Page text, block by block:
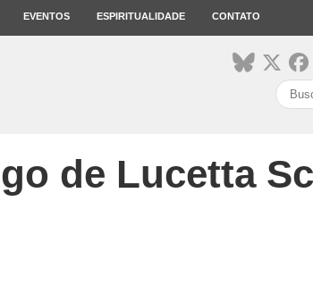
EVENTOS ESPIRITUALIDADE CONTATO
de Lucetta